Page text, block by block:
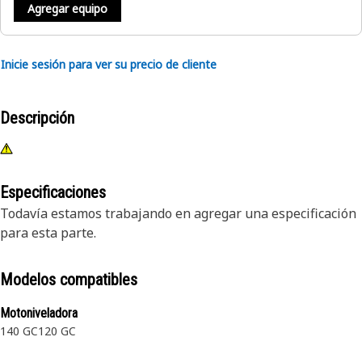
Agregar equipo
Inicie sesión para ver su precio de cliente
Descripción
Especificaciones
Todavía estamos trabajando en agregar una especificación
para esta parte.
Modelos compatibles
Motoniveladora
140 GC120 GC